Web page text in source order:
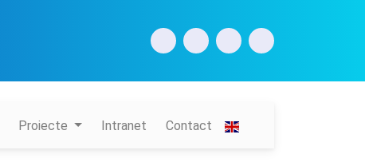
Proiecte Intranet Contact